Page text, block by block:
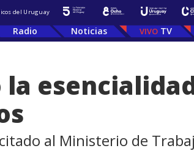
del Uruguay
Radio Noticias TV
al Ministerio de